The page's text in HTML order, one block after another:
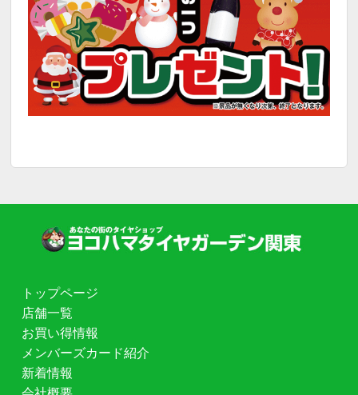
トップページ
店舗一覧
お買い得情報
メンバーズカード紹介
新着情報